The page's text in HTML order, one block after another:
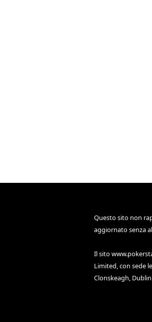
Questo sito non
aggiornato senza
Il sito
Limited, con sede
Clonskeagh,